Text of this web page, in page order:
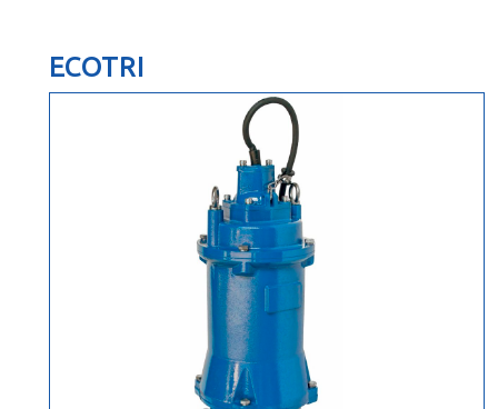
ECOTRI